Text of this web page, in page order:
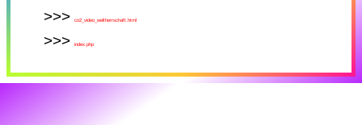
co2_video_weltherrschaft.html
index.php